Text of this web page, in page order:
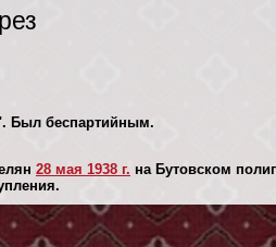
Был беспартийным.
28 мая 1938 г. на Бутовском